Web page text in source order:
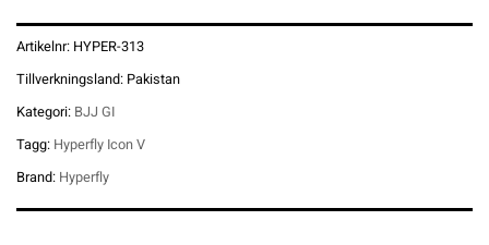
Artikelnr: HYPER-313
Tillverkningsland: Pakistan
Kategori: BJJ GI
Tagg: Hyperfly Icon V
Brand: Hyperfly